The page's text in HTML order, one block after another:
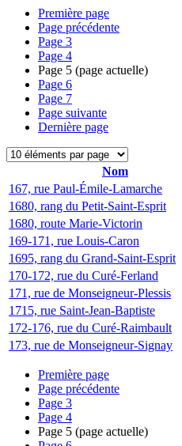
Première page
Page précédente
Page 3
Page 4
Page 5 (page actuelle)
Page 6
Page 7
Page suivante
Dernière page
Nom
167, rue Paul-Émile-Lamarche
1680, rang du Petit-Saint-Esprit
1680, route Marie-Victorin
169-171, rue Louis-Caron
1695, rang du Grand-Saint-Esprit
170-172, rue du Curé-Ferland
171, rue de Monseigneur-Plessis
1715, rue Saint-Jean-Baptiste
172-176, rue du Curé-Raimbault
173, rue de Monseigneur-Signay
Première page
Page précédente
Page 3
Page 4
Page 5 (page actuelle)